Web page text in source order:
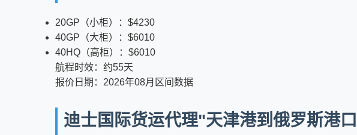
20GP（小柜）：$4230
40GP（大柜）：$6010
40HQ（高柜）：$6010
航程时效：约55天
报价日期：2026年08月区间数据
迪士国际货运代理"天津港到俄罗斯港